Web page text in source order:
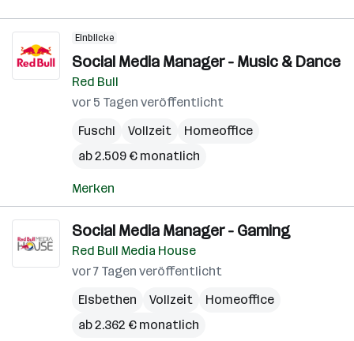
Einblicke
Social Media Manager - Music & Dance
Red Bull
vor 5 Tagen veröffentlicht
Fuschl
Vollzeit
Homeoffice
ab 2.509 € monatlich
Merken
Social Media Manager - Gaming
Red Bull Media House
vor 7 Tagen veröffentlicht
Elsbethen
Vollzeit
Homeoffice
ab 2.362 € monatlich